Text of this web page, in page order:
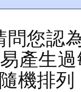
問您認
產生
機排